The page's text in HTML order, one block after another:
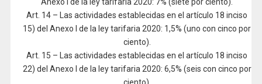
Art. 14 – Las actividades establecidas en el artículo 18 inciso
15) del Anexo I de la ley tarifaria 2020: 1,5% (uno con cinco por
ciento).
Art. 15 – Las actividades establecidas en el artículo 18 inciso
22) del Anexo I de la ley tarifaria 2020: 6,5% (seis con cinco por